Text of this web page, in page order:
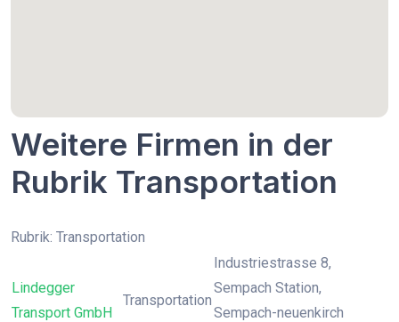
Weitere Firmen in der
Rubrik Transportation
Rubrik: Transportation
Lindegger
Transport GmbH
Transportation
Industriestrasse 8,
Sempach Station,
Sempach-neuenkirch